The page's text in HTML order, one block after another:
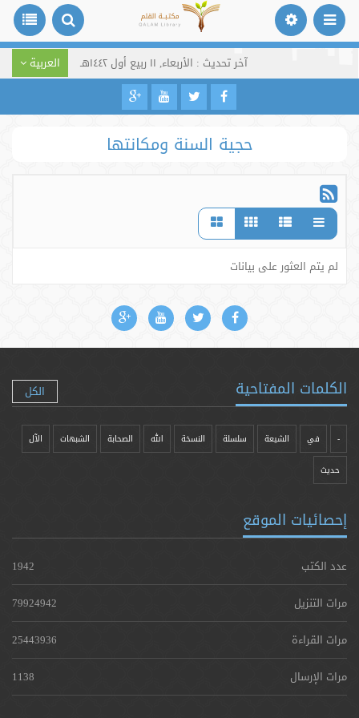
آخر تحديث : الأربعاء, ١١ ربيع أول ١٤٤٢هـ العربية
حجية السنة ومكانتها
لم يتم العثور على بيانات
الكلمات المفتاحية الكل
- في الشيعة سلسلة النسخة الله الصحابة الشبهات الآل
حدیث
إحصائيات الموقع
عدد الكتب
1942
مرات التنزيل
79924942
مرات القراءة
25443936
مرات الإرسال
1138